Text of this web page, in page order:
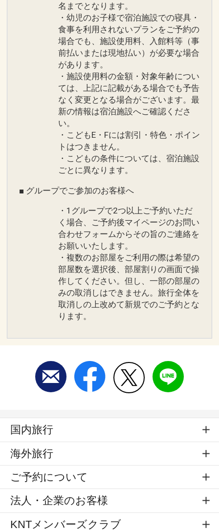
名までとなります。
・幼児のお子様で宿泊施設での寝具・
食事を利用されないプランをご予約の
場合でも、施設使用料、入館料等（事
前払いまたは現地払い）が必要な場合
があります。
・施設使用料の金額・対象年齢につい
ては、上記に記載がある場合でも予告
なく変更となる場合がございます。最
新の情報は宿泊施設へご確認くださ
い。
・こどもE・Fには割引・特色・ポイン
トはつきません。
・こどもの条件については、宿泊施設
ごとに異なります。
■ グループでご参加のお客様へ
・1グループで2つ以上ご予約いただ
く場合、ご予約後マイページのお問い
合わせフォームからその旨のご連絡を
お願いいたします。
・複数のお部屋をご利用の際は希望の
部屋数を選択後、部屋割りの画面で操
作してください。但し、一部の部屋の
みの取消しはできません。旅行全体を
取消しの上改めて新規でのご予約とな
ります。
国内旅行
海外旅行
ご予約について
法人・企業のお客様
KNTメンバーズクラブ